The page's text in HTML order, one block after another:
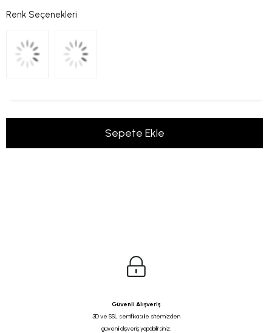
Renk Seçenekleri
Güvenli Alışveriş
3D ve SSL sertifikası ile sitemizden
güvenli alışveriş yapabilirsiniz.